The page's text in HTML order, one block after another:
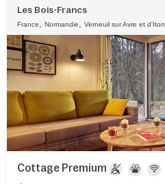
Les Bois-Francs
France Normandie Verneuil sur Avre et d'Iton
Cottage Premium